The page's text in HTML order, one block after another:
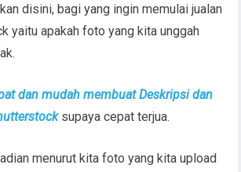
disini, bagi yang ingin memulai jualan
yaitu apakah foto yang kita unggah
dan mudah membuat Deskripsi dan
supaya cepat terjua.
menurut kita foto yang kita upload